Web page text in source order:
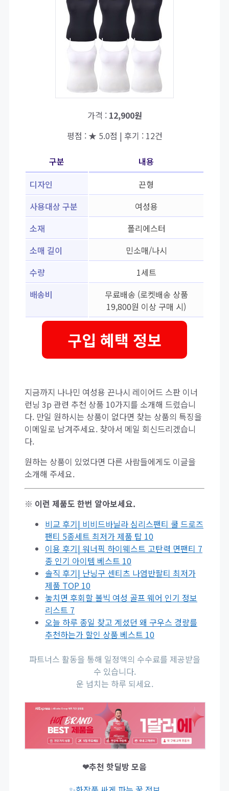
가격 : 12,900원
평점 : ★ 5.0점 | 후기 : 12건
구분
내용
디자인
끈형
사용대상 구분
여성용
소재
폴리에스터
소매 길이
민소매/나시
수량
1세트
배송비
무료배송 (로켓배송 상품
19,800원 이상 구매 시)
구입 혜택 정보
지금까지 나나민 여성용 끈나시 레이어드 스판 이너
런닝 3p 관련 추천 상품 10가지를 소개해 드렸습니
다. 만일 원하시는 상품이 없다면 찾는 상품의 특징을
이메일로 남겨주세요. 찾아서 메일 회신드리겠습니
다.
원하는 상품이 있었다면 다른 사람들에게도 이글을
소개해 주세요.
※ 이런 제품도 한번 알아보세요.
비교 후기| 비비드바닐라 심리스팬티 쿨 드로즈
팬티 5종세트 최저가 제품 탑 10
이용 후기| 워너픽 하이웨스트 고탄력 면팬티 7
종 인기 아이템 베스트 10
솔직 후기| 난닝구 센티츠 나염반팔티 최저가
제품 TOP 10
놓치면 후회할 볼빅 여성 골프 웨어 인기 정보
리스트 7
오늘 하루 종일 찾고 계셨던 왜 구우스 경량를
추천하는가 할인 상품 베스트 10
파트너스 활동을 통해 일정액의 수수료를 제공받을
수 있습니다.
운 넘치는 하루 되세요.
❤추천 핫딜방 모음